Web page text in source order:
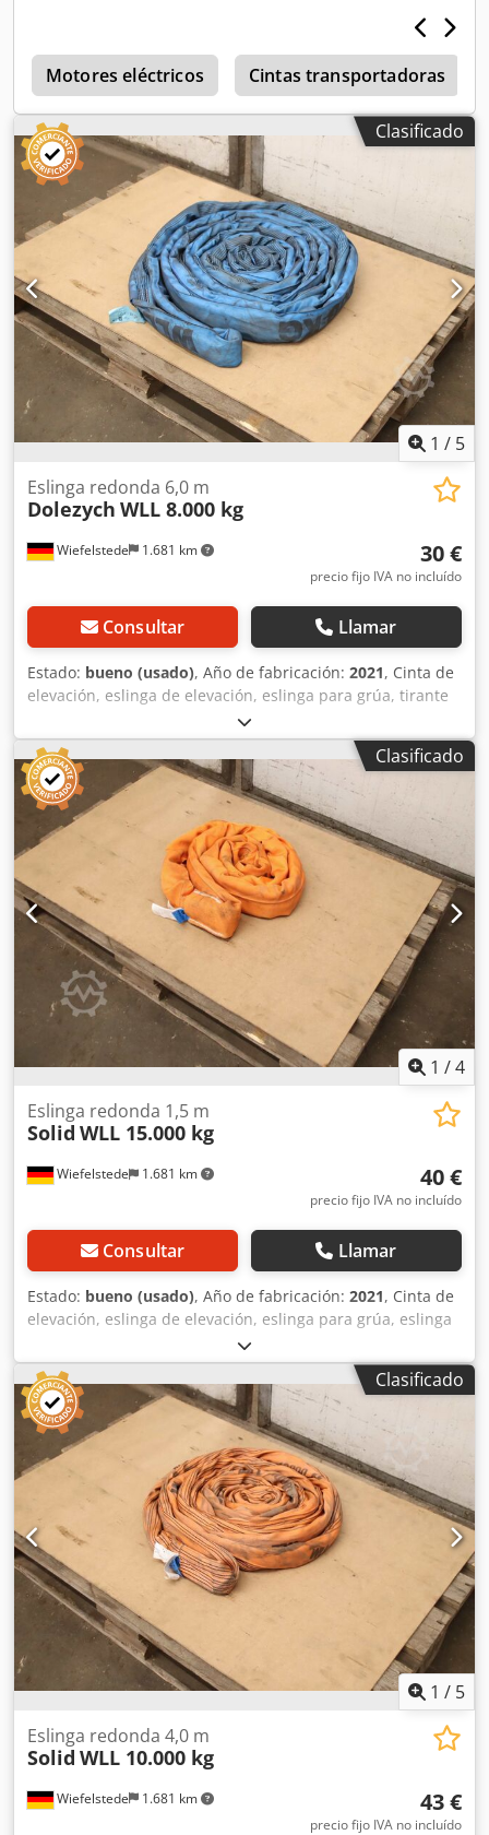
transporte: Ø 450 x 80 mm -Peso: 6,3 kg/unidad
Motores eléctricos Cintas transportadoras
Clasificado
1 / 5
Wiefelstede 1.681 km
Eslinga redonda 6,0 m
Dolezych WLL 8.000 kg
30 €
precio fijo IVA no incluído
Consultar Llamar
Estado: bueno (usado), Año de fabricación: 2021, Cinta de
elevación, eslinga de elevación, eslinga para grúa, tirante
de elevación, eslinga redonda, manguera de doble tejido -
Fabricante: Solid, eslinga redonda EN 1492-2 PES -
Tipo/Capacidad de carga: WLL 8.000 kg -Longitud: 6,0 m -
Cantidad: 4 eslingas redondas disponibles
Crodpfszrmhpsx Agkef -Dimensiones de transporte: Ø 600
x 85 mm -Peso: 9,8 kg/unidad
Clasificado
1 /4
Wiefelstede 1.681 km
Eslinga redonda 1,5 m
Solid WLL 15.000 kg
40 €
precio fijo IVA no incluído
Consultar Llamar
Estado: bueno (usado), Año de fabricación: 2021, Cinta de
elevación, eslinga de elevación, eslinga para grúa, eslinga
de elevación, eslinga redonda, manguera de doble tejido -
Fabricante: Solid, eslinga redonda de doble tejido | EN
1492/1-2 -Tipo/Capacidad de carga: Carga útil máxima
15.000 kg -Longitud: 1,5 m -Cantidad: 1 eslinga redonda
disponible -Dimensiones de transporte: Ø 400 x 100 mm -
Peso: 5,2 kg Cedpfjzrmalsx Agkorf
Clasificado
1 / 5
Wiefelstede 1.681 km
Eslinga redonda 4,0 m
Solid WLL 10.000 kg
43 €
precio fijo IVA no incluído